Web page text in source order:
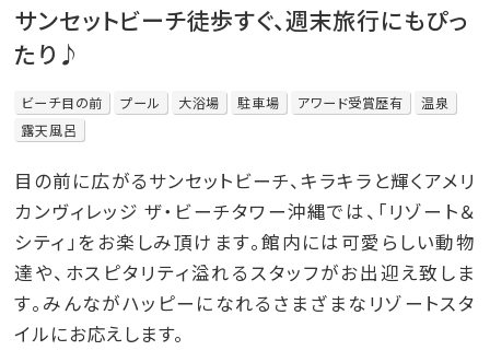
サンセットビーチ徒歩すぐ、週末旅行にもぴっ
たり♪
ビーチ目の前 プール 大浴場 駐車場 アワード受賞歴有
温泉
露天風呂
目の前に広がるサンセットビーチ、キラキラと輝くアメリ
カンヴィレッジ ザ・ビーチタワー沖縄では、「リゾート＆
シティ」をお楽しみ頂けます。館内には可愛らしい動物
達や、ホスピタリティ溢れるスタッフがお出迎え致しま
す。みんながハッピーになれるさまざまなリゾートスタ
イルにお応えします。